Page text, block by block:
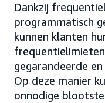
Dankzij
programmatisch
kunnen klanten
gegarandeerde
Op deze manier
onnodige